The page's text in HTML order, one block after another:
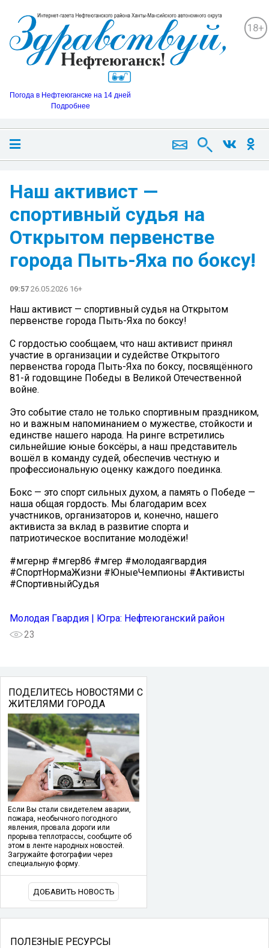
18+
Погода в Нефтеюганске на 14 дней
Подробнее
Наш активист —
спортивный судья на
Открытом первенстве
города Пыть-Яха по боксу!
09:57 26.05.2026 16+
Наш активист — спортивный судья на Открытом
первенстве города Пыть-Яха по боксу!
С гордостью сообщаем, что наш активист принял
участие в организации и судействе Открытого
первенства города Пыть-Яха по боксу, посвящённого
81-й годовщине Победы в Великой Отечественной
войне.
Это событие стало не только спортивным праздником,
но и важным напоминанием о мужестве, стойкости и
единстве нашего народа. На ринге встретились
сильнейшие юные боксёры, а наш представитель
вошёл в команду судей, обеспечив честную и
профессиональную оценку каждого поединка.
Бокс — это спорт сильных духом, а память о Победе —
наша общая гордость. Мы благодарим всех
участников, организаторов и, конечно, нашего
активиста за вклад в развитие спорта и
патриотическое воспитание молодёжи!
#мгернр #мгер86 #мгер #молодаягвардия
#СпортНормаЖизни #ЮныеЧемпионы #Активисты
#СпортивныйСудья
Молодая Гвардия | Югра: Нефтеюганский район
23
ПОДЕЛИТЕСЬ НОВОСТЯМИ С
ЖИТЕЛЯМИ ГОРОДА
Если Вы стали свидетелем аварии,
пожара, необычного погодного
явления, провала дороги или
прорыва теплотрассы, сообщите об
этом в ленте народных новостей.
Загружайте фотографии через
специальную форму.
ДОБАВИТЬ НОВОСТЬ
ПОЛЕЗНЫЕ РЕСУРСЫ